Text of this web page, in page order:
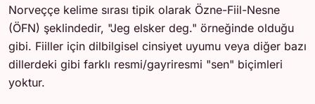
Norveççe kelime sırası tipik olarak Özne-Fiil-Nesne
(ÖFN) şeklindedir, "Jeg elsker deg." örneğinde olduğu
gibi. Fiiller için dilbilgisel cinsiyet uyumu veya diğer bazı
dillerdeki gibi farklı resmi/gayriresmi "sen" biçimleri
yoktur.